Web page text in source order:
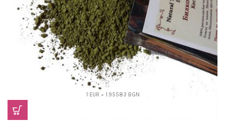
1 EUR = 1.95583 BGN